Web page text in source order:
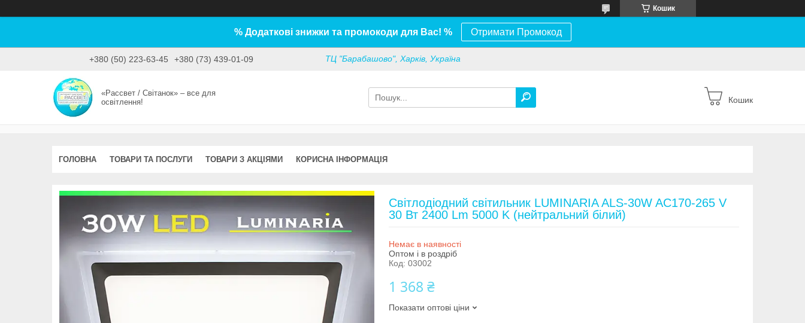
Кошик
% Додаткові знижки та промокоди для Вас! % Отримати Промокод
+380 (50) 223-63-45 +380 (73) 439-01-09 ТЦ "Барабашово", Харків, Україна
«Рассвет / Світанок» – все для
освітлення!
Кошик
ГОЛОВНА ТОВАРИ ТА ПОСЛУГИ ТОВАРИ З АКЦІЯМИ КОРИСНА ІНФОРМАЦІЯ
Світлодіодний світильник LUMINARIA ALS-30W AC170-265 V
30 Вт 2400 Lm 5000 K (нейтральний білий)
Немає в наявності
Оптом і в роздріб
Код: 03002
1 368 ₴
Показати оптові ціни